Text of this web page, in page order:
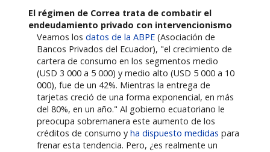
El régimen de Correa trata de combatir el
endeudamiento privado con intervencionismo
Veamos losdatos de la ABPE (Asociación de
Bancos Privados del Ecuador), "el crecimiento de
cartera de consumo en los segmentos medio
(USD 3 000 a 5 000) y medio alto (USD 5 000 a 10
000), fue de un 42%. Mientras la entrega de
tarjetas creció de una forma exponencial, en más
del 80%, en un año." Al gobierno ecuatoriano le
preocupa sobremanera este aumento de los
créditos de consumo yha dispuesto medidas para
frenar esta tendencia. Pero, ¿es realmente un